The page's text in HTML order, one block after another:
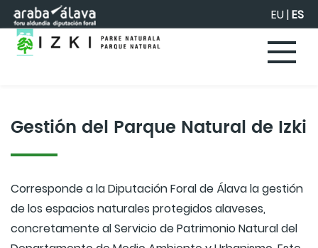
Saltar al contenido principal EU|ES
Gestión del Parque Natural de Izki
Corresponde a la Diputación Foral de Álava la gestión
de los espacios naturales protegidos alaveses,
concretamente al Servicio de Patrimonio Natural del